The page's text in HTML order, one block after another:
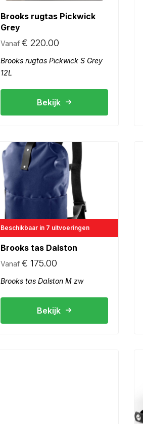
Brooks rugtas Pickwick
Grey
Vanaf € 220.00
Brooks rugtas Pickwick S Grey
12L
Bekijk
Beschikbaar in 7 uitvoeringen
Brooks tas Dalston
Vanaf € 175.00
Brooks tas Dalston M zw
Bekijk